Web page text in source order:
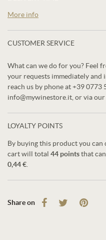
More info
CUSTOMER SERVICE
What can we do for you? Feel
your requests immediately and
reach us by phone at +39 0773
info@mywinestore.it, or via our
LOYALTY POINTS
By buying this product you can
cart will total 44 pointsthat
0,44 €
Share on